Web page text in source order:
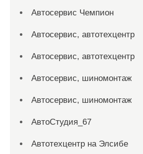
Автосервис Чемпион
Автосервис, автотехцентр
Автосервис, автотехцентр
Автосервис, шиномонтаж
Автосервис, шиномонтаж
АвтоСтудия_67
Автотехцентр на Элсибе